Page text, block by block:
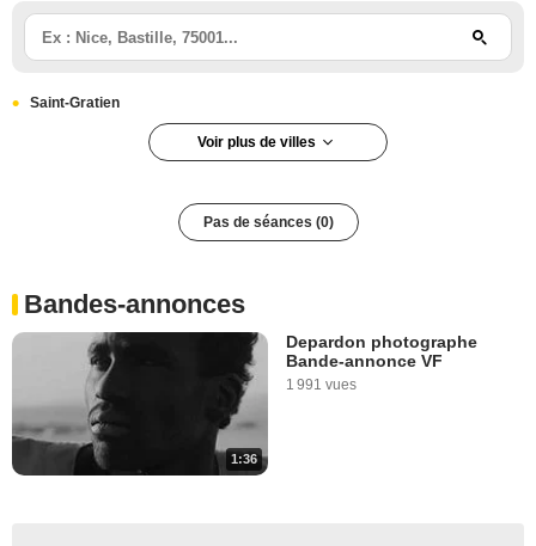
Saint-Gratien
Voir plus de villes
Pas de séances (0)
Bandes-annonces
1:36
Depardon photographe
Bande-annonce VF
1 991 vues